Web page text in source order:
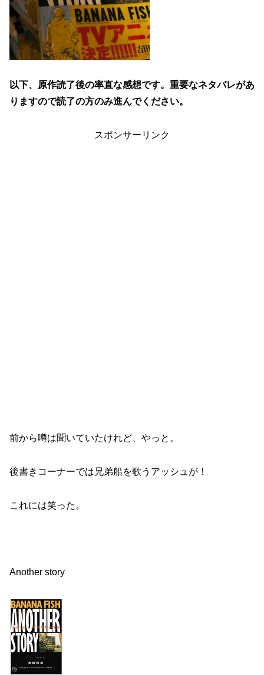
以下、原作読了後の率直な感想です。重要なネタバレがあ
りますので読了の方のみ進んでください。
スポンサーリンク
前から噂は聞いていたけれど、やっと。
後書きコーナーでは兄弟船を歌うアッシュが！
これには笑った。
Another story